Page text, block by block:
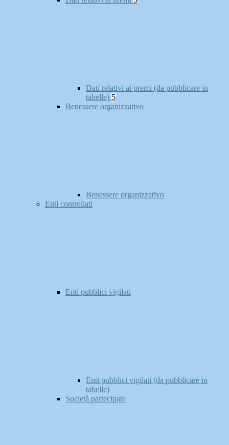
Dati relativi ai premi (da pubblicare in
tabelle) 5
Benessere organizzativo
Benessere organizzativo
Enti controllati
Enti pubblici vigilati
Enti pubblici vigilati (da pubblicare in
tabelle)
Società partecipate